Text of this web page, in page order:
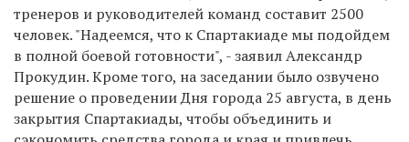
тренеров и руководителей команд составит 2500
человек. "Надеемся, что к Спартакиаде мы подойдем
в полной боевой готовности", - заявил Александр
Прокудин. Кроме того, на заседании было озвучено
решение о проведении Дня города 25 августа, в день
закрытия Спартакиады, чтобы объединить и